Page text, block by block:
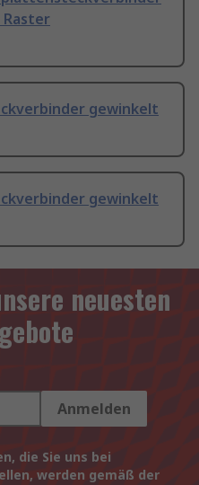
Raster
gewinkelt
gewinkelt
neuesten
Anmelden
die Sie uns bei
werden gemäß der